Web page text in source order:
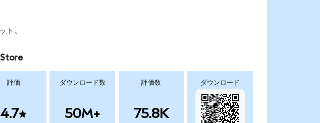
ト。
評価
4.7
ダウンロード数
50M+
評価数
75.8K
ダウンロード